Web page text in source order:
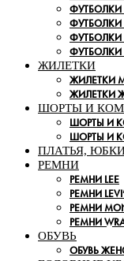
ФУТБОЛКИ
ФУТБОЛКИ
ФУТБОЛКИ
ФУТБОЛКИ
ЖИЛЕТКИ
ЖИЛЕТКИ
ЖИЛЕТКИ
ШОРТЫ И
ШОРТЫ И
ШОРТЫ И
ПЛАТЬЯ,
РЕМНИ
РЕМНИ LEE
РЕМНИ
РЕМНИ
РЕМНИ
ОБУВЬ
ОБУВЬ